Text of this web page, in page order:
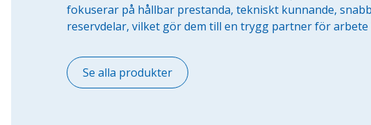
fokuserar på hållbar prestanda, tekniskt kunnande,
reservdelar, vilket gör dem till en trygg partner för arbete
Se alla produkter